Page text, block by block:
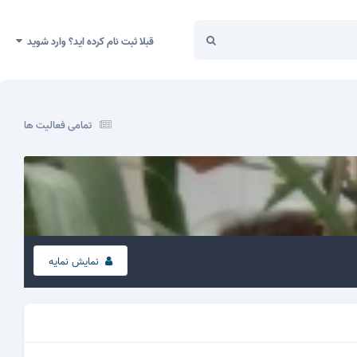
قبلا ثبت نام کرده اید؟ وارد شوید
تمامی فعالیت ها
نمایش نمایه